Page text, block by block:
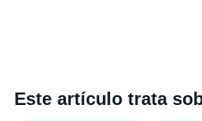
Este artículo trata